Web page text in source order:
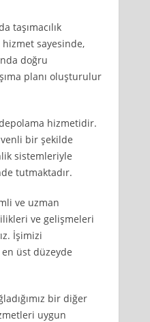
taşımacılık
sayesinde,
doğru
planı oluşturulur
hizmetidir.
bir şekilde
sistemleriyle
tutmaktadır.
ve uzman
ve gelişmeleri
İşimizi
üst düzeyde
bir diğer
uygun